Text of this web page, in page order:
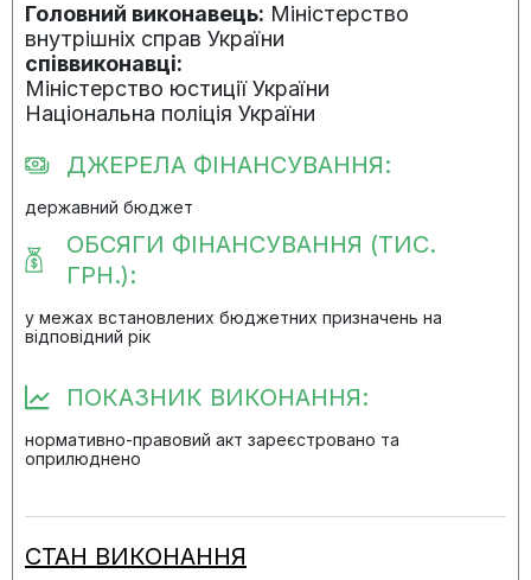
Головний виконавець: Міністерство
внутрішніх справ України
співвиконавці:
Міністерство юстиції України
Національна поліція України
ДЖЕРЕЛА ФІНАНСУВАННЯ:
державний бюджет
ОБСЯГИ ФІНАНСУВАННЯ (ТИС.
ГРН.):
у межах встановлених бюджетних призначень на
відповідний рік
ПОКАЗНИК ВИКОНАННЯ:
нормативно-правовий акт зареєстровано та
оприлюднено
СТАН ВИКОНАННЯ